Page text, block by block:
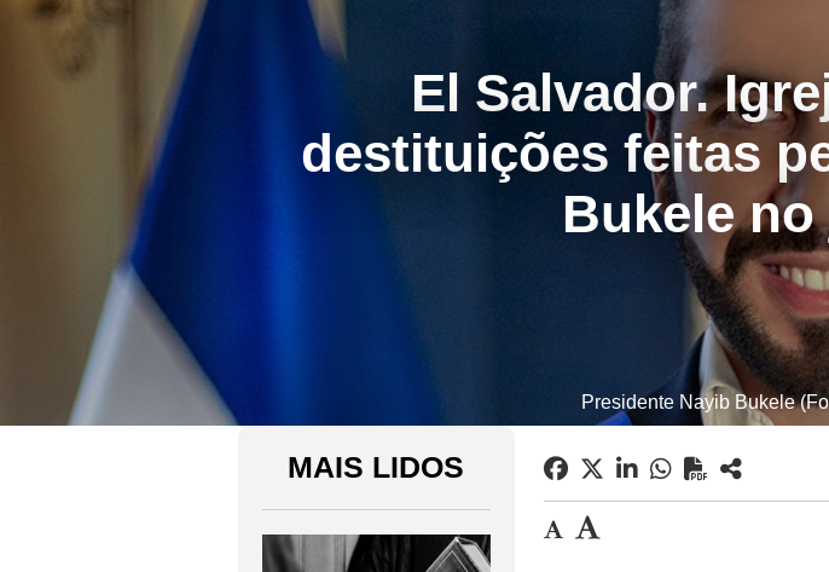
El Salvador.
destituições feitas
Bukele
Presidente Nayib Bukele
MAIS LIDOS